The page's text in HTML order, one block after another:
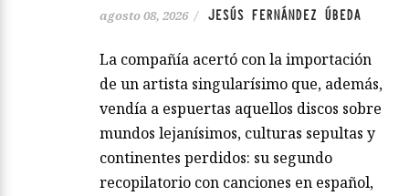
agosto 08, 2026 / JESÚS FERNÁNDEZ ÚBEDA
La compañía acertó con la importación
de un artista singularísimo que, además,
vendía a espuertas aquellos discos sobre
mundos lejanísimos, culturas sepultas y
continentes perdidos: su segundo
recopilatorio con canciones en español,